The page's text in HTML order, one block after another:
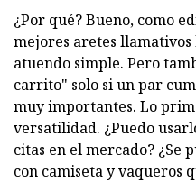
¿Por qué? Bueno, como
mejores aretes
atuendo simple. Pero
carrito" solo si un par
muy importantes. Lo
versatilidad. ¿Puedo
citas en el mercado? ¿Se
con camiseta y vaqueros